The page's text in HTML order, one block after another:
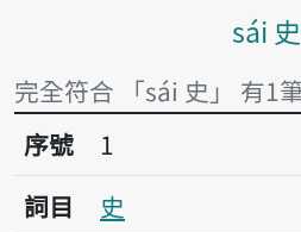
主
sái 史
完全符合 「sái 史」 有1
序號1史
序號
1
詞目
史